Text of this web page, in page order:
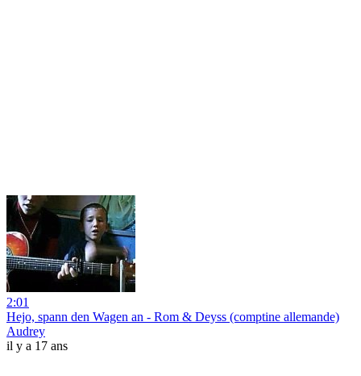
2:01
Hejo, spann den Wagen an - Rom & Deyss (comptine allemande)
Audrey
il y a 17 ans